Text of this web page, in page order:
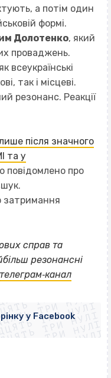
а потім один
формі.
Долотенко, який
проваджень.
всеукраїнські
так і місцеві.
резонанс. Реакції
після значного
та у
повідомлено про
затримання
справ та
резонансні
телеграм‐канал
ТРИ НУЛІ
ТРИ НУЛІ
ТРИ НУЛІ
ТРИ НУЛІ
ТРИ НУЛІ
ТРИ НУЛІ
ТРИ НУЛІ
ТРИ НУЛІ
у Facebook